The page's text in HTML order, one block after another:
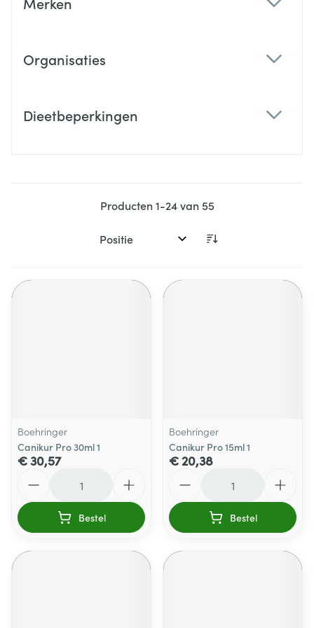
Organisaties
Dieetbeperkingen
Producten1-24van55
Sorteer op:
Boehringer
Canikur Pro 30ml 1
€ 30,57
Bestel
Boehringer
Canikur Pro 15ml 1
€ 20,38
Bestel